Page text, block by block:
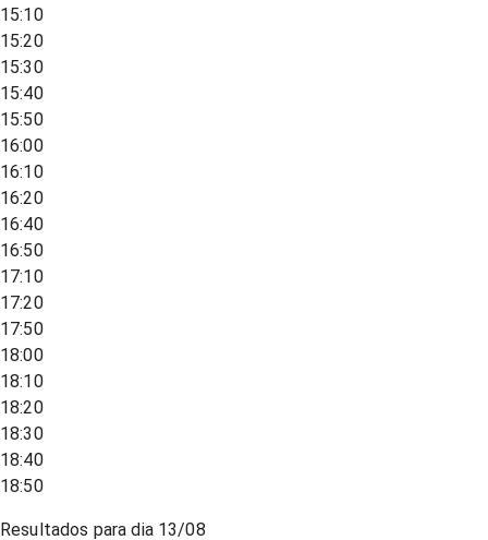
15:10
15:20
15:30
15:40
15:50
16:00
16:10
16:20
16:40
16:50
17:10
17:20
17:50
18:00
18:10
18:20
18:30
18:40
18:50
Resultados para dia 13/08